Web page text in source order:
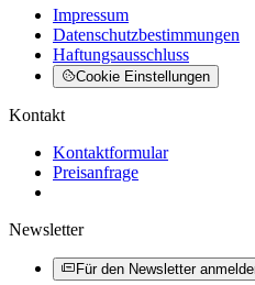
Impressum
Datenschutzbestimmungen
Haftungsausschluss
Cookie Einstellungen
Kontakt
Kontaktformular
Preisanfrage
Newsletter
Für den Newsletter